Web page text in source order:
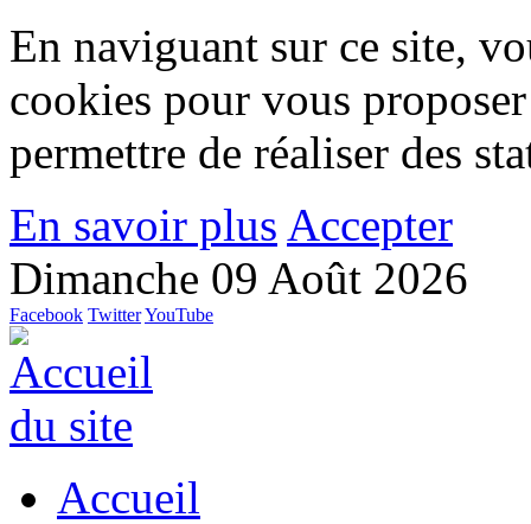
En naviguant sur ce site,
cookies pour vous
permettre de réaliser des
En savoir plus Accepter
Dimanche 09 Août 2026
Facebook TwitterYouTube
Accueil